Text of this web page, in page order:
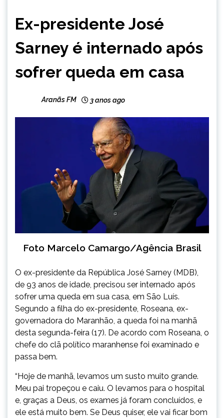
NOTÍCIAS
Ex-presidente José
Sarney é internado após
sofrer queda em casa
Aranãs FM 3 anos ago
Foto Marcelo Camargo/Agência Brasil
O ex-presidente da República José Sarney (MDB),
de 93 anos de idade, precisou ser internado após
sofrer uma queda em sua casa, em São Luís.
Segundo a filha do ex-presidente, Roseana, ex-
governadora do Maranhão, a queda foi na manhã
desta segunda-feira (17). De acordo com Roseana, o
chefe do clã político maranhense foi examinado e
passa bem.
“Hoje de manhã, levamos um susto muito grande.
Meu pai tropeçou e caiu. O levamos para o hospital
e, graças a Deus, os exames já foram concluídos, e
ele está muito bem. Se Deus quiser, ele vai ficar bom